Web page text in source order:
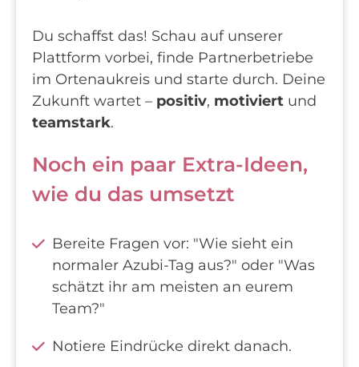
Du schaffst das! Schau auf unserer
Plattform vorbei, finde Partnerbetriebe
im Ortenaukreis und starte durch. Deine
Zukunft wartet – positiv, motiviert und
teamstark.
Noch ein paar Extra-Ideen,
wie du das umsetzt
Bereite Fragen vor: "Wie sieht ein
normaler Azubi-Tag aus?" oder "Was
schätzt ihr am meisten an eurem
Team?"
Notiere Eindrücke direkt danach.